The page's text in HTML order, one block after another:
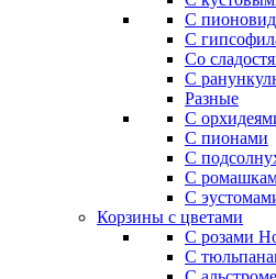
С
С
Со
С
Разные
С
С пионами
С
С
С
Корзины с цветами
С розами
С